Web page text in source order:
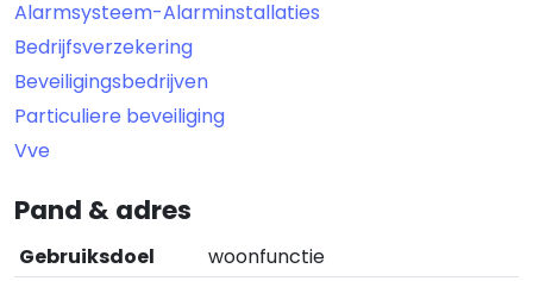
Alarmsysteem-Alarminstallaties
Bedrijfsverzekering
Beveiligingsbedrijven
Particuliere beveiliging
Vve
Pand & adres
Gebruiksdoel
woonfunctie